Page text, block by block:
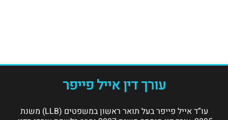
עורך דין אייל פייפר
עו”ד אייל פייפר בעל תואר ראשון במשפטים (LLB) משנת